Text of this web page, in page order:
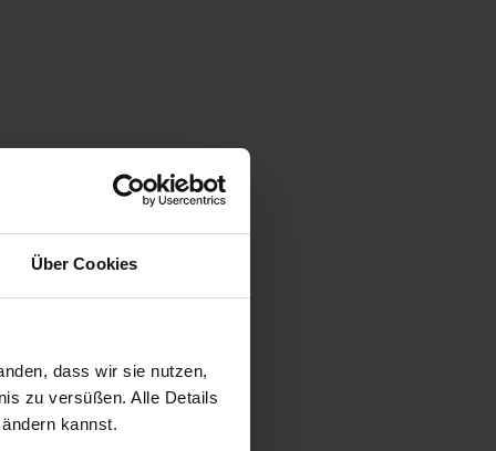
Über Cookies
dass wir sie nutzen,
zu versüßen. Alle Details
kannst.